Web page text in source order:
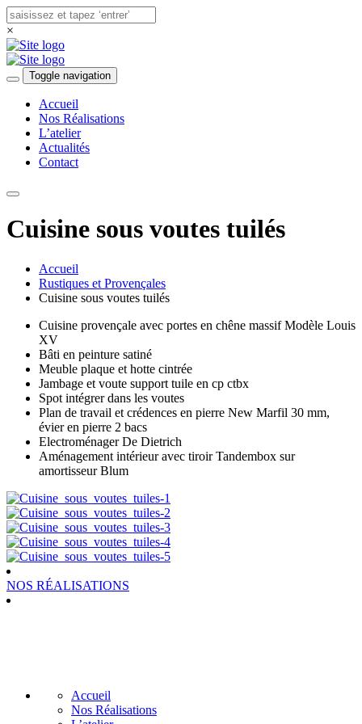
×
Toggle navigation
Accueil
Nos Réalisations
L’atelier
Actualités
Contact
Cuisine sous voutes tuilés
Accueil
Rustiques et Provençales
Cuisine sous voutes tuilés
Cuisine provençale avec portes en chêne massif Modèle Louis
XV
Bâti en peinture satiné
Meuble plaque et hotte cintrée
Jambage et voute support tuile en cp ctbx
Spot intégrer dans les voutes
Plan de travail et crédences en pierre New Marfil 30 mm,
évier en pierre 2 bacs
Electroménager De Dietrich
Aménagement intérieur avec tiroir Tandembox sur
amortisseur Blum
NOS RÉALISATIONS
Accueil
Nos Réalisations